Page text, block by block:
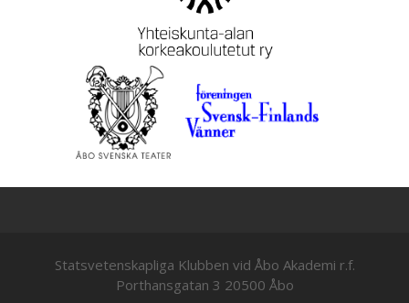
Statsvetenskapliga Klubben vid Åbo Akademi r.f.
Porthansgatan 3 20500 Åbo